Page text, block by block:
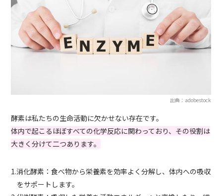
出典：adobestock
酵素は私たちの生命活動に欠かせない存在です。
体内で起こるほぼすべての化学反応に関わっており、その役割は
大きく分けて二つあります。
1.消化酵素：食べ物から栄養素を効率よく分解し、体内への吸収
をサポートします。